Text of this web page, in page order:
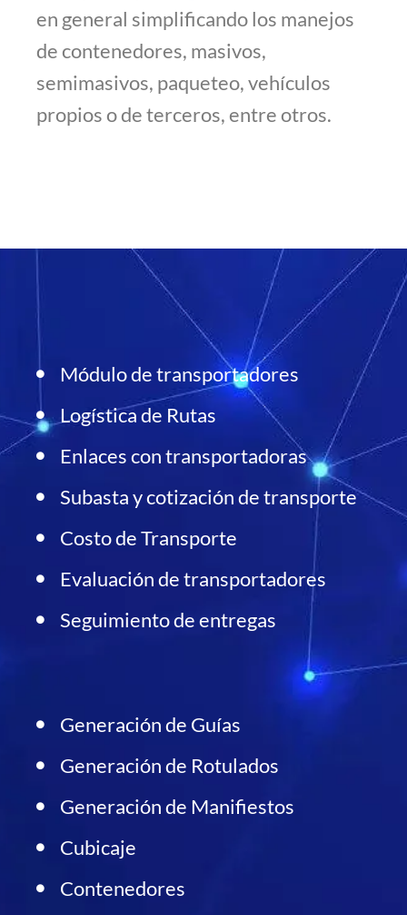
en general simplificando los manejos
de contenedores, masivos,
semimasivos, paqueteo, vehículos
propios o de terceros, entre otros.
Módulo de transportadores
Logística de Rutas
Enlaces con transportadoras
Subasta y cotización de transporte
Costo de Transporte
Evaluación de transportadores
Seguimiento de entregas
Generación de Guías
Generación de Rotulados
Generación de Manifiestos
Cubicaje
Contenedores